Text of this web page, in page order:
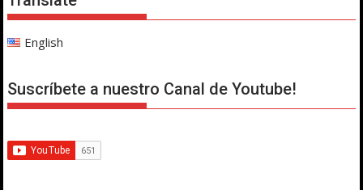
English
Suscríbete a nuestro Canal de Youtube!